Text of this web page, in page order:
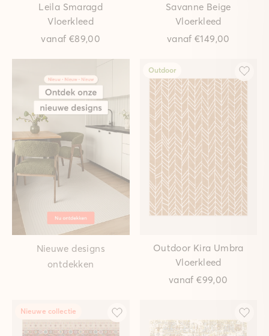
Leila Smaragd
Vloerkleed
vanaf €89,00
Savanne Beige
Vloerkleed
vanaf€149,00
Nieuwe designs
ontdekken
Outdoor
Outdoor Kira Umbra
Vloerkleed
vanaf€99,00
Nieuwe collectie